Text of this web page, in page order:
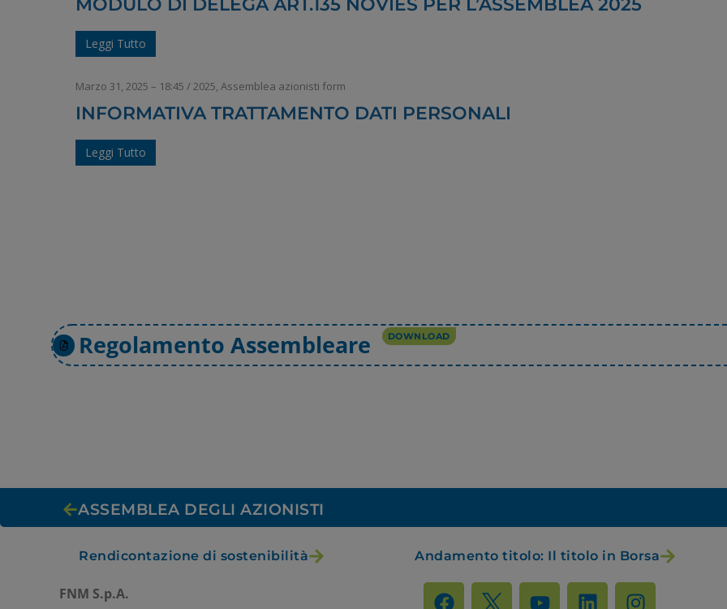
MODULO DI DELEGA ART.135 NOVIES PER L’ASSEMBLEA 2025
Leggi Tutto
Marzo 31, 2025 – 18:45 /2025, Assemblea azionisti form
INFORMATIVA TRATTAMENTO DATI PERSONALI
Leggi Tutto
Regolamento Assembleare DOWNLOAD
ASSEMBLEA DEGLI AZIONISTI
Rendicontazione di sostenibilità Andamento titolo: Il titolo in Borsa
FNM S.p.A.